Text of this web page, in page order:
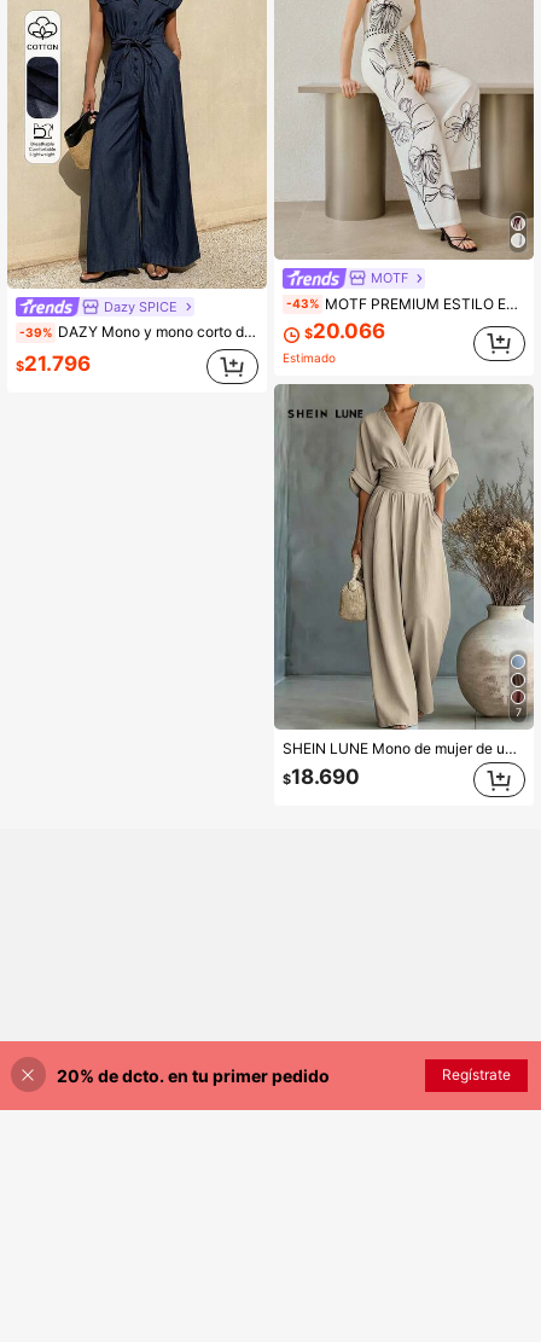
Dazy SPICE
-39% DAZY Mono y mono corto de mezclilla casual con cintura ceñida y sin mangas para mujer
$21.796
MOTF
-43% MOTF PREMIUM ESTILO EUROPEO Y AMERICANO PARA MUJER CAMISETA DE TIRANTES ESTAMPADA EN ALBARICOQUE CON CINTURA ANUDADA Y MONO HOLGADO DE PIERNA ANCHA ESTAMPADO
$20.066
Estimado
7
SHEIN LUNE Mono de mujer de unicolor con cuello en V, plisado, casual para uso diario, pantalones de pierna ancha
$18.690
¡55% DE DESCUENTO! AÑADIR A LA BOLSA
20% de dcto. en tu primer pedido Regístrate